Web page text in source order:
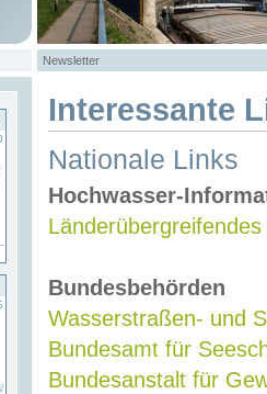
Newsletter
Interessante
Nationale Links
Hochwasser-
Bundesbehörden
Wasserstraßen- und
Bundesamt für
Bundesanstalt für